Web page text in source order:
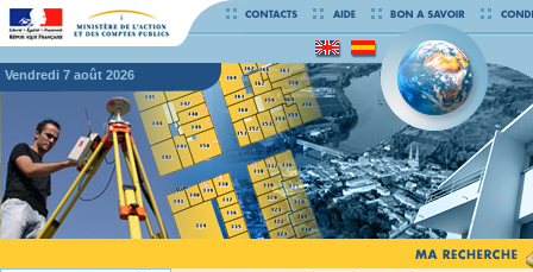
vendredi 7 août 2026